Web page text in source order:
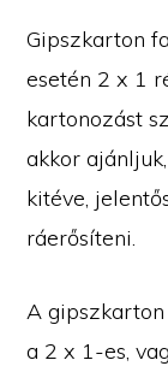
Gipszkarton
esetén 2 x 1
kartonozást
akkor
kitéve,
ráerősíteni.
A
a 2 x 1-es,